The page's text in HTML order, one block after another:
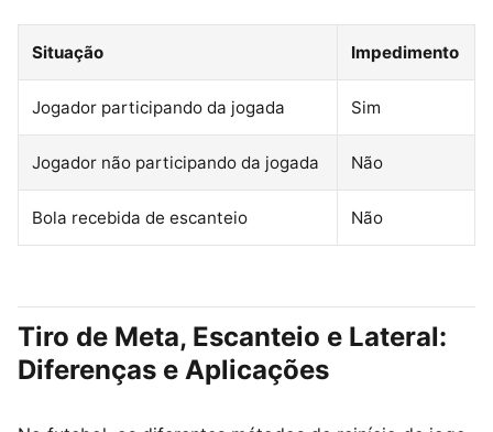
Situação Impedimento
Jogador participando da jogada Sim
Jogador não participando da jogada Não
Bola recebida de escanteio Não
Tiro de Meta, Escanteio e Lateral:
Diferenças e Aplicações